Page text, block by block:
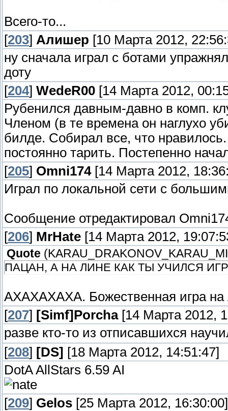
Всего-то...
[203] Алишер [10 Марта 2012,
ну сначала играл с ботами
доту
[204] WedeR00 [14 Марта 2012,
Рубенился давным-давно в комп.
Членом (в те времена он наглухо
билде. Собирал все, что
постоянно тарить. Постепенно
[205] Omni174[14 Марта 2012,
Играл по локальной сети с
Сообщение отредактировал
[206] MrHate [14 Марта 2012,
Quote (
ПАЦАН, А НА ЛИНЕ КАК ТЫ УЧИЛСЯ
АХАХАХАХА. Божественная игра на
[207] [Simf]Porcha[14 Марта 2012,
разве кто-то из отписавшихся
[208] [DS] [18 Марта 2012, 14:51:47]
DotA AllStars 6.59 AI
[209] Gelos [25 Марта 2012, 16:30:00]